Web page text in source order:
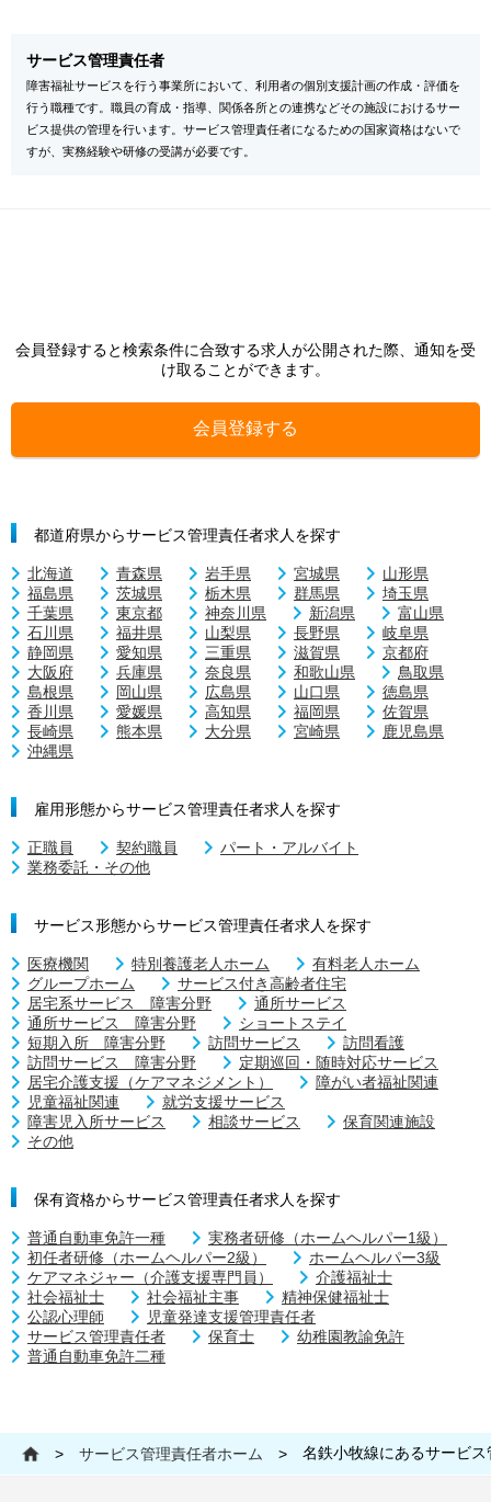
サービス管理責任者
障害福祉サービスを行う事業所において、利用者の個別支援計画の作成・評価を
行う職種です。職員の育成・指導、関係各所との連携などその施設におけるサー
ビス提供の管理を行います。サービス管理責任者になるための国家資格はないで
すが、実務経験や研修の受講が必要です。
会員登録すると検索条件に合致する求人が公開された際、通知を受
け取ることができます。
会員登録する
都道府県からサービス管理責任者求人を探す
北海道 青森県 岩手県 宮城県
山形県
福島県
茨城県 栃木県 群馬県
埼玉県
千葉県
東京都 神奈川県 新潟県
富山県
石川県
福井県 山梨県 長野県
岐阜県
静岡県
愛知県 三重県 滋賀県
京都府
大阪府
兵庫県 奈良県 和歌山県
鳥取県
島根県
岡山県 広島県 山口県
徳島県
香川県
愛媛県 高知県 福岡県
佐賀県
長崎県
熊本県 大分県 宮崎県
鹿児島県
沖縄県
雇用形態からサービス管理責任者求人を探す
正職員 契約職員
パート・アルバイト
業務委託・その他
サービス形態からサービス管理責任者求人を探す
医療機関 特別養護老人ホーム
有料老人ホーム
グループホーム
サービス付き高齢者住宅
居宅系サービス 障害分野
通所サービス
通所サービス 障害分野
ショートステイ
短期入所 障害分野
訪問サービス
訪問看護
訪問サービス 障害分野
定期巡回・随時対応サービス
居宅介護支援（ケアマネジメント）
障がい者福祉関連
児童福祉関連
就労支援サービス
障害児入所サービス
相談サービス
保育関連施設
その他
保有資格からサービス管理責任者求人を探す
普通自動車免許一種
実務者研修（ホームヘルパー1級）
初任者研修（ホームヘルパー2級）
ホームヘルパー3級
ケアマネジャー（介護支援専門員）
介護福祉士
社会福祉士
社会福祉主事
精神保健福祉士
公認心理師
児童発達支援管理責任者
サービス管理責任者
保育士
幼稚園教諭免許
普通自動車免許二種
> サービス管理責任者ホーム > 名鉄小牧線にあるサービ